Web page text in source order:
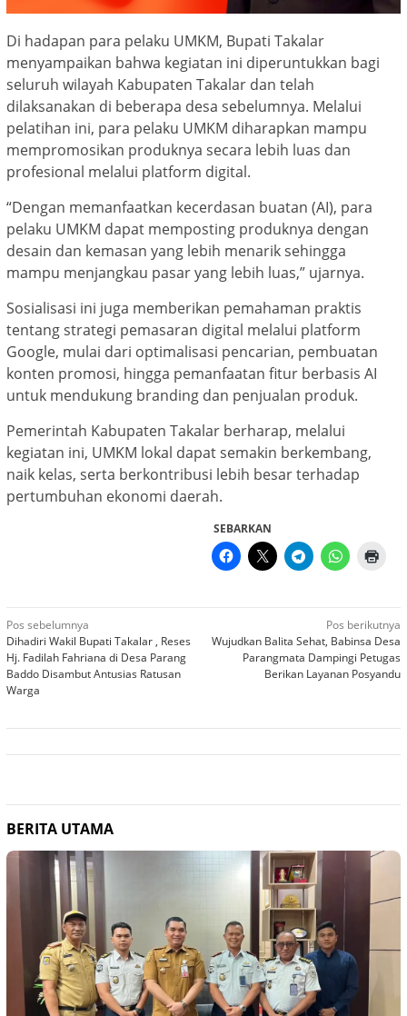
Di hadapan para pelaku UMKM, Bupati Takalar
menyampaikan bahwa kegiatan ini diperuntukkan bagi
seluruh wilayah Kabupaten Takalar dan telah
dilaksanakan di beberapa desa sebelumnya. Melalui
pelatihan ini, para pelaku UMKM diharapkan mampu
mempromosikan produknya secara lebih luas dan
profesional melalui platform digital.
“Dengan memanfaatkan kecerdasan buatan (AI), para
pelaku UMKM dapat memposting produknya dengan
desain dan kemasan yang lebih menarik sehingga
mampu menjangkau pasar yang lebih luas,” ujarnya.
Sosialisasi ini juga memberikan pemahaman praktis
tentang strategi pemasaran digital melalui platform
Google, mulai dari optimalisasi pencarian, pembuatan
konten promosi, hingga pemanfaatan fitur berbasis AI
untuk mendukung branding dan penjualan produk.
Pemerintah Kabupaten Takalar berharap, melalui
kegiatan ini, UMKM lokal dapat semakin berkembang,
naik kelas, serta berkontribusi lebih besar terhadap
pertumbuhan ekonomi daerah.
SEBARKAN
Navigasi
pos
Pos sebelumnya
Dihadiri Wakil Bupati Takalar , Reses
Hj. Fadilah Fahriana di Desa Parang
Baddo Disambut Antusias Ratusan
Warga
Pos berikutnya
Wujudkan Balita Sehat, Babinsa Desa
Parangmata Dampingi Petugas
Berikan Layanan Posyandu
BERITA UTAMA